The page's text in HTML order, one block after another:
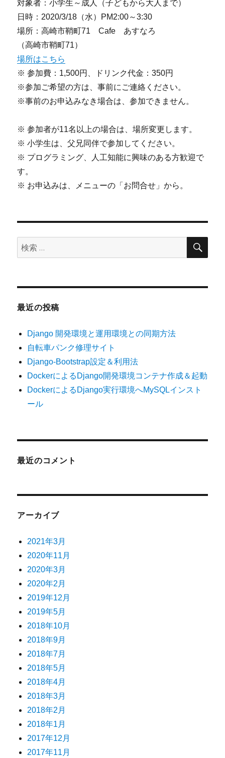
対象者：小学生～成人（子どもから大人まで）
日時：2020/3/18（水）PM2:00～3:30
場所：高崎市鞘町71 Cafe あすなろ
（高崎市鞘町71）
場所はこちら
※ 参加費：1,500円、ドリンク代金：350円
※参加ご希望の方は、事前にご連絡ください。
※事前のお申込みなき場合は、参加できません。
※ 参加者が11名以上の場合は、場所変更します。
※ 小学生は、父兄同伴で参加してください。
※ プログラミング、人工知能に興味のある方歓迎で
す。
※ お申込みは、メニューの「お問合せ」から。
検
索:
検
最近の投稿
Django 開発環境と運用環境との同期方法
自転車パンク修理サイト
Django-Bootstrap設定＆利用法
DockerによるDjango開発環境コンテナ作成＆起動
DockerによるDjango実行環境へMySQLインスト
ール
最近のコメント
アーカイブ
2021年3月
2020年11月
2020年3月
2020年2月
2019年12月
2019年5月
2018年10月
2018年9月
2018年7月
2018年5月
2018年4月
2018年3月
2018年2月
2018年1月
2017年12月
2017年11月